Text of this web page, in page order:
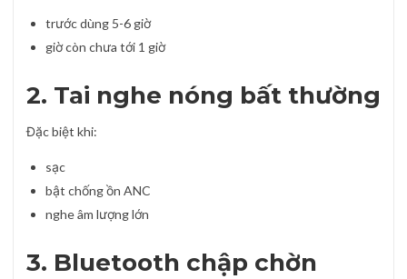
trước dùng 5-6 giờ
giờ còn chưa tới 1 giờ
2. Tai nghe nóng bất thường
Đặc biệt khi:
sạc
bật chống ồn ANC
nghe âm lượng lớn
3. Bluetooth chập chờn